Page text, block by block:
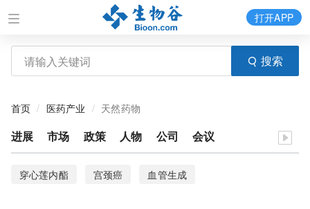
搜索
打开APP
首页 医药产业 天然药物
进展 市场 政策 人物 公司 会议
穿心莲内酯 宫颈癌 血管生成